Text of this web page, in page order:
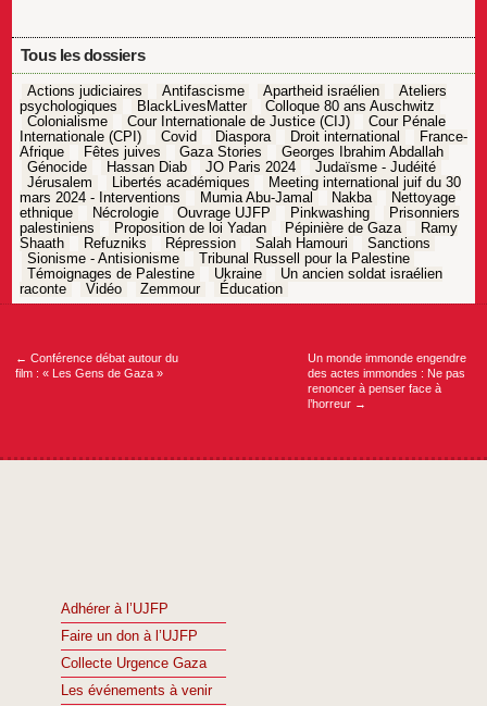
Tous les dossiers
Actions judiciaires Antifascisme Apartheid israélien
Ateliers
psychologiques
BlackLivesMatter
Colloque 80 ans Auschwitz
Colonialisme
Cour Internationale de Justice (CIJ)
Cour Pénale
Internationale (CPI)
Covid Diaspora Droit international
France-
Afrique
Fêtes juives Gaza Stories
Georges Ibrahim Abdallah
Génocide
Hassan Diab JO Paris 2024
Judaïsme - Judéité
Jérusalem
Libertés académiques
Meeting international juif du 30
mars 2024 - Interventions
Mumia Abu-Jamal Nakba
Nettoyage
ethnique
Nécrologie Ouvrage UJFP Pinkwashing
Prisonniers
palestiniens
Proposition de loi Yadan Pépinière de Gaza
Ramy
Shaath
Refuzniks Répression Salah Hamouri
Sanctions
Sionisme - Antisionisme
Tribunal Russell pour la Palestine
Témoignages de Palestine
Ukraine
Un ancien soldat israélien
raconte
Vidéo Zemmour Éducation
Navigation
← Conférence débat autour du
film : « Les Gens de Gaza »
Un monde immonde engendre
des actes immondes : Ne pas
renoncer à penser face à
l’horreur →
Adhérer à l’UJFP
Faire un don à l’UJFP
Collecte Urgence Gaza
Les événements à venir